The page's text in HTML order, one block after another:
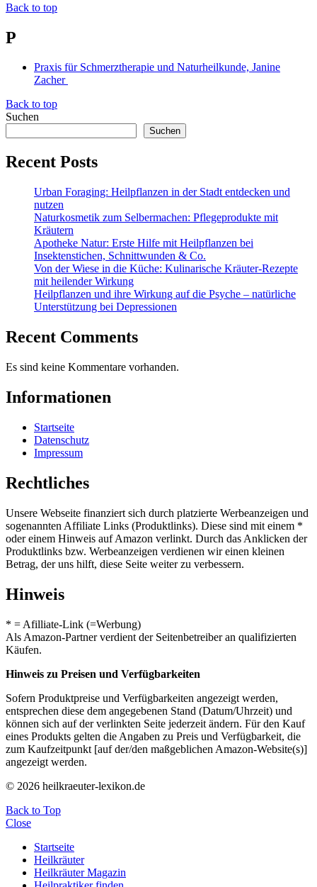
Back to top
P
Praxis für Schmerztherapie und Naturheilkunde, Janine
Zacher
Back to top
Suchen
Suchen
Recent Posts
Urban Foraging: Heilpflanzen in der Stadt entdecken und
nutzen
Naturkosmetik zum Selbermachen: Pflegeprodukte mit
Kräutern
Apotheke Natur: Erste Hilfe mit Heilpflanzen bei
Insektenstichen, Schnittwunden & Co.
Von der Wiese in die Küche: Kulinarische Kräuter-Rezepte
mit heilender Wirkung
Heilpflanzen und ihre Wirkung auf die Psyche – natürliche
Unterstützung bei Depressionen
Recent Comments
Es sind keine Kommentare vorhanden.
Informationen
Startseite
Datenschutz
Impressum
Rechtliches
Unsere Webseite finanziert sich durch platzierte Werbeanzeigen und
sogenannten Affiliate Links (Produktlinks). Diese sind mit einem *
oder einem Hinweis auf Amazon verlinkt. Durch das Anklicken der
Produktlinks bzw. Werbeanzeigen verdienen wir einen kleinen
Betrag, der uns hilft, diese Seite weiter zu verbessern.
Hinweis
* = Afilliate-Link (=Werbung)
Als Amazon-Partner verdient der Seitenbetreiber an qualifizierten
Käufen.
Hinweis zu Preisen und Verfügbarkeiten
Sofern Produktpreise und Verfügbarkeiten angezeigt werden,
entsprechen diese dem angegebenen Stand (Datum/Uhrzeit) und
können sich auf der verlinkten Seite jederzeit ändern. Für den Kauf
eines Produkts gelten die Angaben zu Preis und Verfügbarkeit, die
zum Kaufzeitpunkt [auf der/den maßgeblichen Amazon-Website(s)]
angezeigt werden.
© 2026 heilkraeuter-lexikon.de
Back to Top
Close
Startseite
Heilkräuter
Heilkräuter Magazin